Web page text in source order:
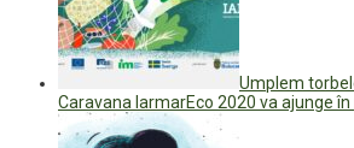
Umplem
Caravana IarmarEco 2020 va ajunge